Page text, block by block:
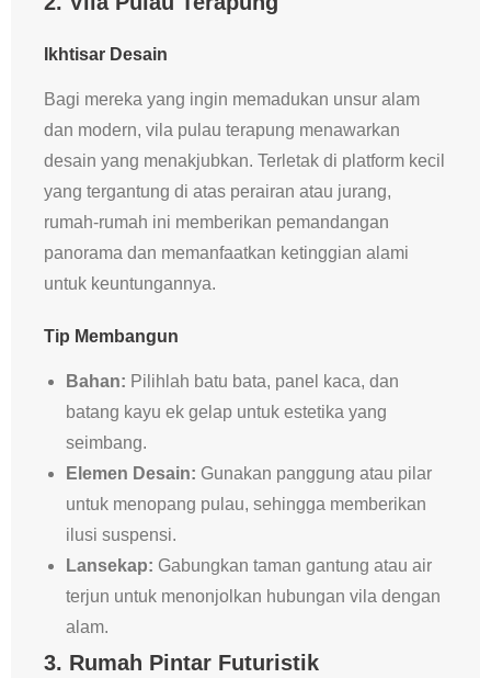
Ikhtisar Desain
Bagi mereka yang ingin memadukan unsur alam
dan modern, vila pulau terapung menawarkan
desain yang menakjubkan. Terletak di platform kecil
yang tergantung di atas perairan atau jurang,
rumah-rumah ini memberikan pemandangan
panorama dan memanfaatkan ketinggian alami
untuk keuntungannya.
Tip Membangun
Bahan: Pilihlah batu bata, panel kaca, dan
batang kayu ek gelap untuk estetika yang
seimbang.
Elemen Desain: Gunakan panggung atau pilar
untuk menopang pulau, sehingga memberikan
ilusi suspensi.
Lansekap: Gabungkan taman gantung atau air
terjun untuk menonjolkan hubungan vila dengan
alam.
3. Rumah Pintar Futuristik